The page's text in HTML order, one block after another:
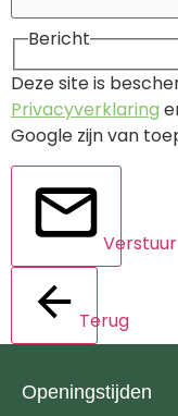
Bericht
Deze site is
Privacyverklaring
Google zijn van
Verstuur
Terug
Openingstijden